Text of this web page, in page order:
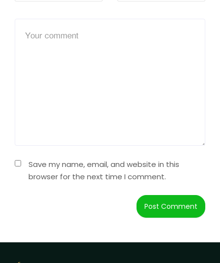
Save my name, email, and website in this
browser for the next time I comment.